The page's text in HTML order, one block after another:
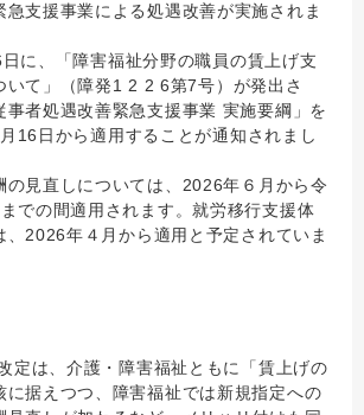
急支援事業による処遇改善が実施されま
に、「障害福祉分野の職員の賃上げ支
いて」（障発1 2 2 6第7号）が発出さ
事者処遇改善緊急支援事業 実施要綱」を
16日から適用することが通知されまし
見直しについては、2026年６月から令
での間適用されます。就労移行支援体
、2026年４月から適用と予定されていま
定は、介護・障害福祉ともに「賃上げの
に据えつつ、障害福祉では新規指定への